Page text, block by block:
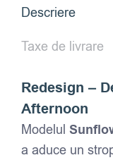
Descriere
Taxe de livrare
Redesign –
Afternoon
Modelul
a aduce un